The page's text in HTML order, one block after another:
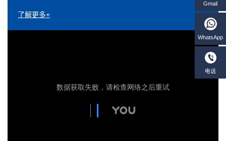
了解更多+